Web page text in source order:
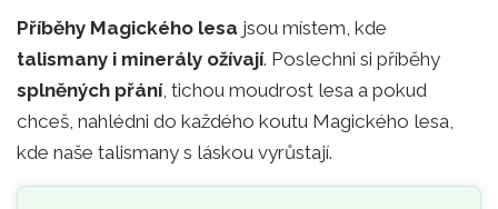
Příběhy Magického lesa jsou místem, kde
talismany i minerály ožívají. Poslechni si příběhy
splněných přání, tichou moudrost lesa a pokud
chceš, nahlédni do každého koutu Magického lesa,
kde naše talismany s láskou vyrůstají.